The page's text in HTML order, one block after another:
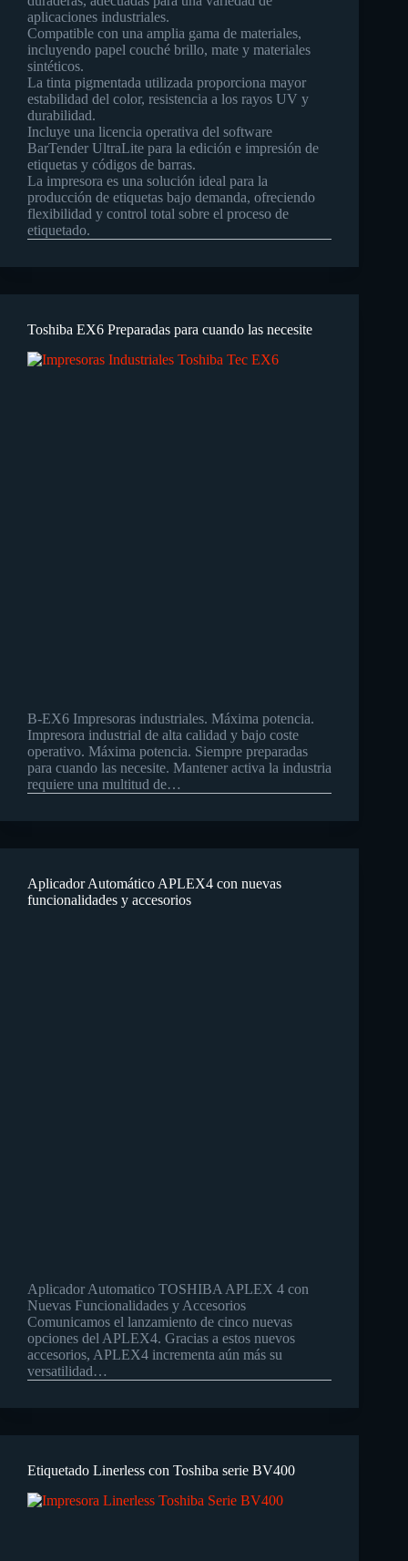
aplicaciones industriales.
Compatible con una amplia gama de materiales,
incluyendo papel couché brillo, mate y materiales
sintéticos.
La tinta pigmentada utilizada proporciona mayor
estabilidad del color, resistencia a los rayos UV y
durabilidad.
Incluye una licencia operativa del software
BarTender UltraLite para la edición e impresión de
etiquetas y códigos de barras.
La impresora es una solución ideal para la
producción de etiquetas bajo demanda, ofreciendo
flexibilidad y control total sobre el proceso de
etiquetado.
Toshiba EX6 Preparadas para cuando las necesite
B-EX6 Impresoras industriales. Máxima potencia.
Impresora industrial de alta calidad y bajo coste
operativo. Máxima potencia. Siempre preparadas
para cuando las necesite. Mantener activa la industria
requiere una multitud de…
Aplicador Automático APLEX4 con nuevas
funcionalidades y accesorios
Aplicador Automatico TOSHIBA APLEX 4 con
Nuevas Funcionalidades y Accesorios
Comunicamos el lanzamiento de cinco nuevas
opciones del APLEX4. Gracias a estos nuevos
accesorios, APLEX4 incrementa aún más su
versatilidad…
Etiquetado Linerless con Toshiba serie BV400